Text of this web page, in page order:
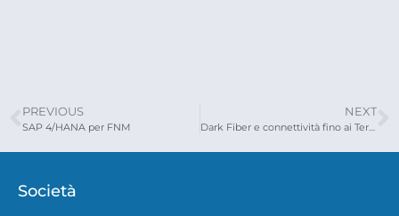
PREVIOUS
SAP 4/HANA per FNM
NEXT
Dark Fiber e connettività fino ai Terminal di Malpensa
Società